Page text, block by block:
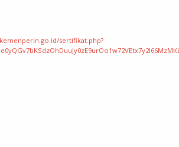
sertifikat.php?